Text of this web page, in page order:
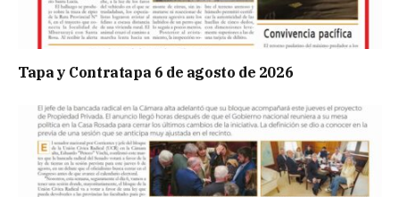
Tapa y Contratapa 6 de agosto de 2026